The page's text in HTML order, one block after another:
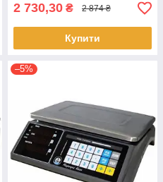
2 730,30 ₴ 2 874 ₴
Купити
–5%